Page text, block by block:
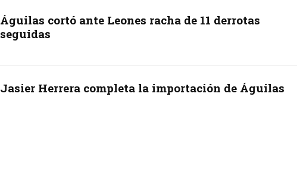
Águilas cortó ante Leones racha de 11 derrotas
seguidas
Jasier Herrera completa la importación de Águilas